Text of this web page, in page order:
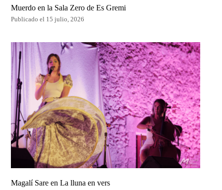
Muerdo en la Sala Zero de Es Gremi
Publicado el 15 julio, 2026
Magalí Sare en La lluna en vers